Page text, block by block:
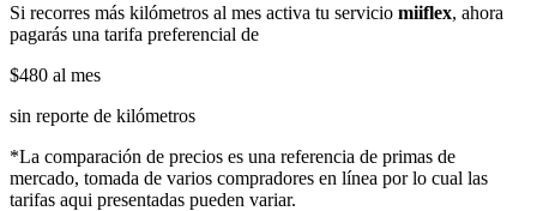
Si recorres más kilómetros al mes activa tu servicio miiflex, ahora
pagarás una tarifa preferencial de
$480 al mes
sin reporte de kilómetros
*La comparación de precios es una referencia de primas de
mercado, tomada de varios compradores en línea por lo cual las
tarifas aqui presentadas pueden variar.